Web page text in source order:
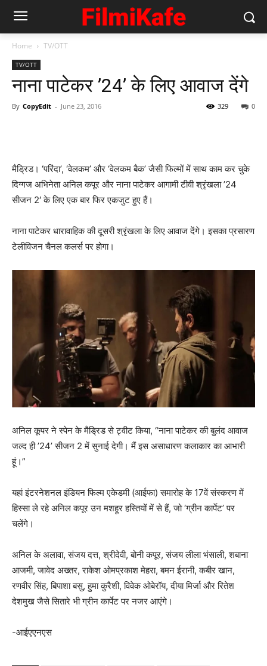
Home TV/OTT
TV/OTT
नाना पाटेकर ’24’ के लिए आवाज देंगे
By CopyEdit - June 23, 2016 0
329
मैड्रिड। ‘परिंदा’, ‘वेलकम’ और ‘वेलकम बैक’ जैसी फिल्मों में साथ काम कर चुके
दिग्गज अभिनेता अनिल कपूर और नाना पाटेकर आगामी टीवी श्रृंखला ’24
सीजन 2′ के लिए एक बार फिर एकजुट हुए हैं।
नाना पाटेकर धारावाहिक की दूसरी श्रृंखला के लिए आवाज देंगे। इसका प्रसारण
टेलीविजन चैनल कलर्स पर होगा।
अनिल कूपर ने स्पेन के मैड्रिड से ट्वीट किया, “नाना पाटेकर की बुलंद आवाज
जल्द ही ’24’ सीजन 2 में सुनाई देगी। मैं इस असाधारण कलाकार का आभारी
हूं।”
यहां इंटरनेशनल इंडियन फिल्म एकेडमी (आईफा) समारोह के 17वें संस्करण में
हिस्सा ले रहे अनिल कपूर उन मशहूर हस्तियों में से हैं, जो ‘ग्रीन कार्पेट’ पर
चलेंगे।
अनिल के अलावा, संजय दत्त, श्रीदेवी, बोनी कपूर, संजय लीला भंसाली, शबाना
आजमी, जावेद अख्तर, राकेश ओमप्रकाश मेहरा, बमन ईरानी, कबीर खान,
रणवीर सिंह, बिपाशा बसु, हुमा कुरैशी, विवेक ओबेरॉय, दीया मिर्जा और रितेश
देशमुख जैसे सितारे भी ग्रीन कार्पेट पर नजर आएंगे।
-आईएएनएस